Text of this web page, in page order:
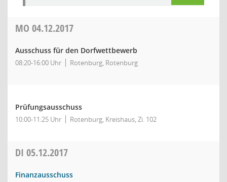
MO 04.12.2017
Ausschuss für den Dorfwettbewerb
08:20-16:00 Uhr Rotenburg, Rotenburg
Prüfungsausschuss
10:00-11:25 Uhr Rotenburg, Kreishaus, Zi. 102
DI 05.12.2017
Finanzausschuss